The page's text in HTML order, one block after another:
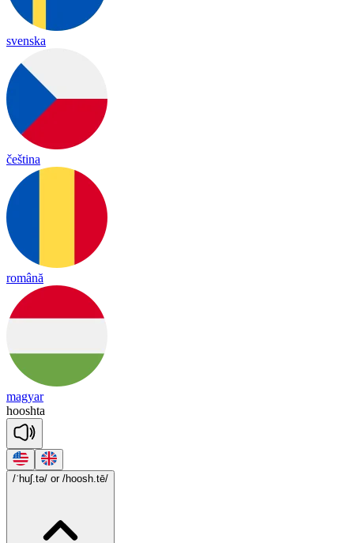
svenska
čeština
română
magyar
hooshta
/ˈhuʃ.tə/ or /hoosh.tē/